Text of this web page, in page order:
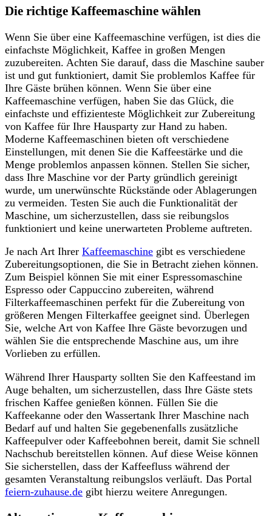
Die richtige Kaffeemaschine wählen
Wenn Sie über eine Kaffeemaschine verfügen, ist dies die
einfachste Möglichkeit, Kaffee in großen Mengen
zuzubereiten. Achten Sie darauf, dass die Maschine sauber
ist und gut funktioniert, damit Sie problemlos Kaffee für
Ihre Gäste brühen können. Wenn Sie über eine
Kaffeemaschine verfügen, haben Sie das Glück, die
einfachste und effizienteste Möglichkeit zur Zubereitung
von Kaffee für Ihre Hausparty zur Hand zu haben.
Moderne Kaffeemaschinen bieten oft verschiedene
Einstellungen, mit denen Sie die Kaffeestärke und die
Menge problemlos anpassen können. Stellen Sie sicher,
dass Ihre Maschine vor der Party gründlich gereinigt
wurde, um unerwünschte Rückstände oder Ablagerungen
zu vermeiden. Testen Sie auch die Funktionalität der
Maschine, um sicherzustellen, dass sie reibungslos
funktioniert und keine unerwarteten Probleme auftreten.
Je nach Art Ihrer Kaffeemaschine gibt es verschiedene
Zubereitungsoptionen, die Sie in Betracht ziehen können.
Zum Beispiel können Sie mit einer Espressomaschine
Espresso oder Cappuccino zubereiten, während
Filterkaffeemaschinen perfekt für die Zubereitung von
größeren Mengen Filterkaffee geeignet sind. Überlegen
Sie, welche Art von Kaffee Ihre Gäste bevorzugen und
wählen Sie die entsprechende Maschine aus, um ihre
Vorlieben zu erfüllen.
Während Ihrer Hausparty sollten Sie den Kaffeestand im
Auge behalten, um sicherzustellen, dass Ihre Gäste stets
frischen Kaffee genießen können. Füllen Sie die
Kaffeekanne oder den Wassertank Ihrer Maschine nach
Bedarf auf und halten Sie gegebenenfalls zusätzliche
Kaffeepulver oder Kaffeebohnen bereit, damit Sie schnell
Nachschub bereitstellen können. Auf diese Weise können
Sie sicherstellen, dass der Kaffeefluss während der
gesamten Veranstaltung reibungslos verläuft. Das Portal
feiern-zuhause.de gibt hierzu weitere Anregungen.